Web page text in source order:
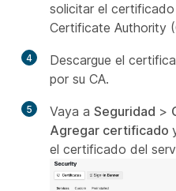
solicitar el
Certificate Authority
4
Descargue el
por su CA.
5 Vaya a Seguridad >
Agregar certificado
el certificado del